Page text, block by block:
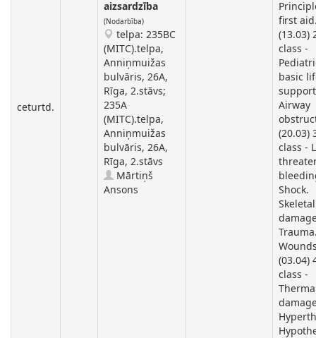
ceturtd.
aizsardzība
(Nodarbība)
telpa: 235BC
(MITC).telpa,
Anniņmuižas
bulvāris, 26A,
Rīga, 2.stāvs;
235A
(MITC).telpa,
Anniņmuižas
bulvāris, 26A,
Rīga, 2.stāvs
Mārtiņš
Ansons
first
(13.03)
class -
basic
Airway
(20.03)
class -
Shock.
Skeletal
(03.04)
class -